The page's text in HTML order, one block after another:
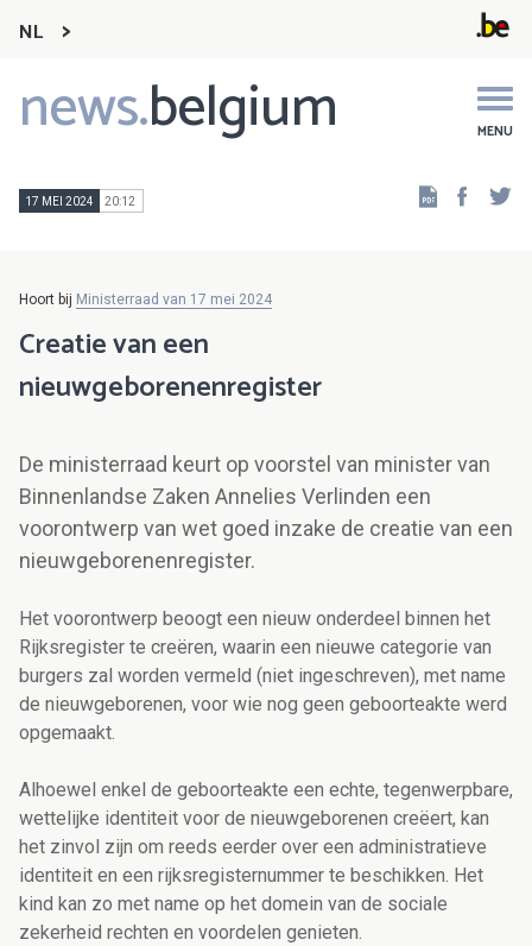
NL
news.belgium MENU
Main
navigation
17 MEI 2024 20:12
Hoort bij Ministerraad van 17 mei 2024
Creatie van een
nieuwgeborenenregister
De ministerraad keurt op voorstel van minister van
Binnenlandse Zaken Annelies Verlinden een
voorontwerp van wet goed inzake de creatie van een
nieuwgeborenenregister.
Het voorontwerp beoogt een nieuw onderdeel binnen het
Rijksregister te creëren, waarin een nieuwe categorie van
burgers zal worden vermeld (niet ingeschreven), met name
de nieuwgeborenen, voor wie nog geen geboorteakte werd
opgemaakt.
Alhoewel enkel de geboorteakte een echte, tegenwerpbare,
wettelijke identiteit voor de nieuwgeborenen creëert, kan
het zinvol zijn om reeds eerder over een administratieve
identiteit en een rijksregisternummer te beschikken. Het
kind kan zo met name op het domein van de sociale
zekerheid rechten en voordelen genieten.